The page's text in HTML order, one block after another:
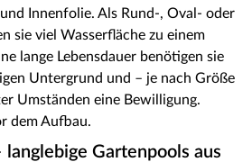
Innenfolie. Als Rund-, Oval- oder
sie viel Wasserfläche zu einem
lange Lebensdauer benötigen sie
Untergrund und – je nach Größe
Umständen eine Bewilligung.
dem Aufbau.
Gartenpools aus